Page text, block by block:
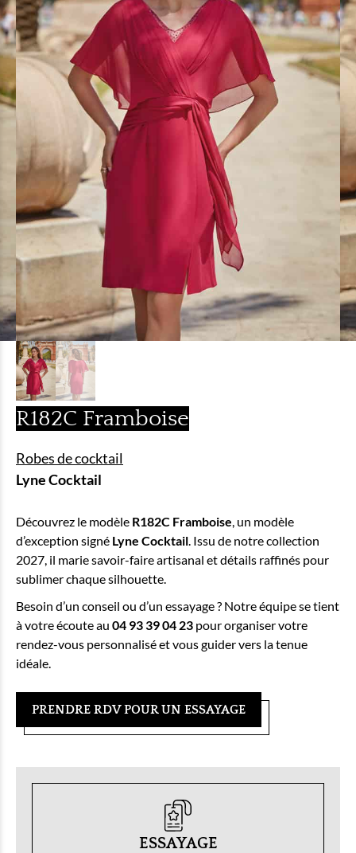
R182C Framboise
Robes de cocktail
Lyne Cocktail
Découvrez le modèle R182C Framboise , un modèle
d’exception signé Lyne Cocktail . Issu de notre collection
2027, il marie savoir-faire artisanal et détails raffinés pour
sublimer chaque silhouette.
Besoin d’un conseil ou d’un essayage ? Notre équipe se tient
à votre écoute au 04 93 39 04 23 pour organiser votre
rendez-vous personnalisé et vous guider vers la tenue
idéale.
PRENDRE RDV POUR UN ESSAYAGE
ESSAYAGE